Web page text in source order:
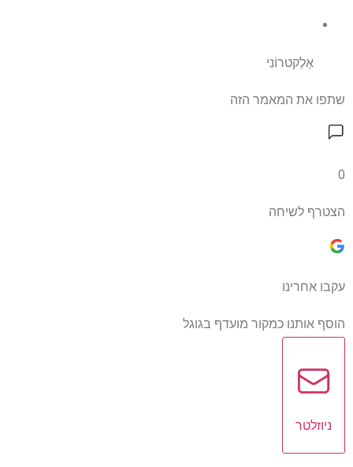
אֶלֶקטרוֹנִי
שתפו את המאמר הזה
0
הצטרף לשיחה
עקבו אחרינו
הוסף אותנו כמקור מועדף בגוגל
ניוזלטר